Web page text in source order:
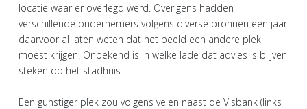
locatie waar er overlegd werd. Overigens hadden
verschillende ondernemers volgens diverse bronnen een jaar
daarvoor al laten weten dat het beeld een andere plek
moest krijgen. Onbekend is in welke lade dat advies is blijven
steken op het stadhuis.
Een gunstiger plek zou volgens velen naast de Visbank (links